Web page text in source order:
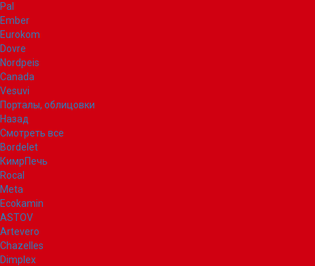
Pal
Ember
Eurokom
Dovre
Nordpeis
Canada
Vesuvi
Порталы, облицовки
Назад
Смотреть все
Bordelet
КимрПечь
Rocal
Meta
Ecokamin
ASTOV
Artevero
Chazelles
Dimplex